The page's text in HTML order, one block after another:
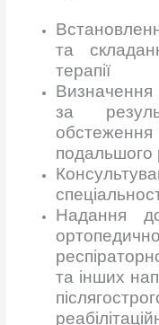
та
терапії
Визначення
за
подальшого
Надання
та інших